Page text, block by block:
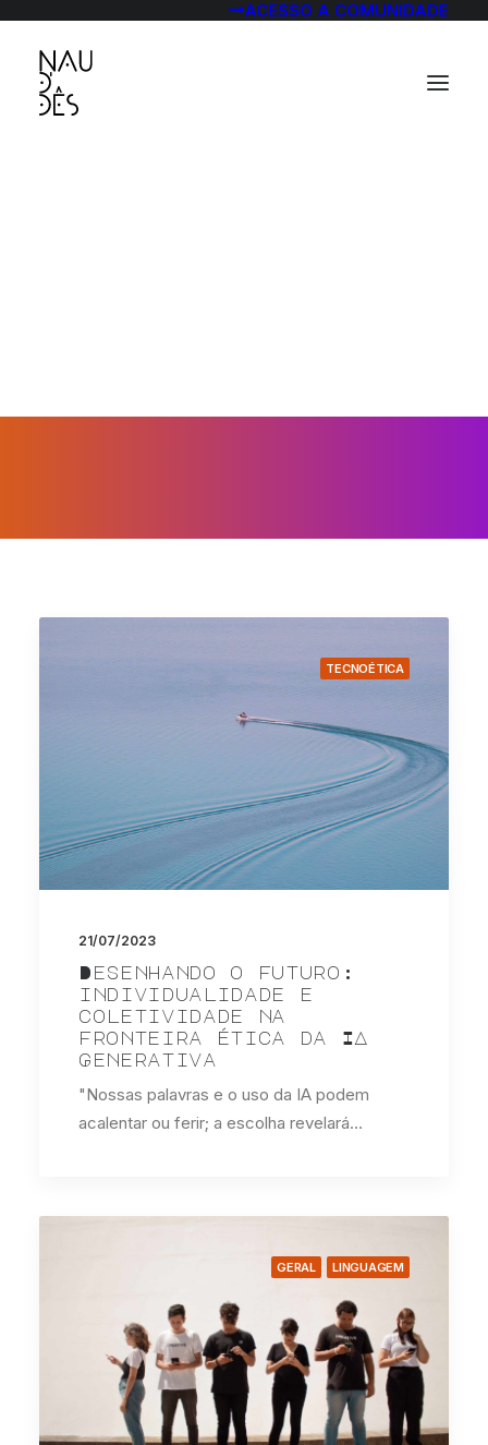
ACESSO A COMUNIDADE
TECNOÉTICA
21/07/2023
Desenhando o futuro:
individualidade e
coletividade na
fronteira ética da IA
Generativa
"Nossas palavras e o uso da IA podem
acalentar ou ferir; a escolha revelará…
GERAL LINGUAGEM